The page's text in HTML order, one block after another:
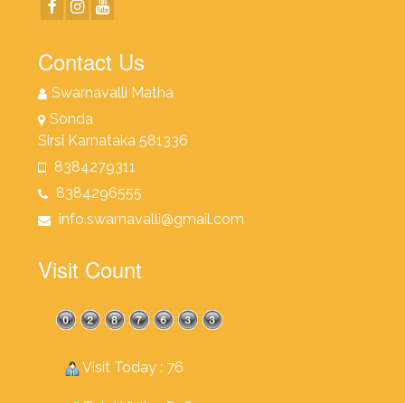
Contact Us
Swarnavalli Matha
Sonda
Sirsi Karnataka 581336
8384279311
8384296555
info.swarnavalli@gmail.com
Visit Count
Visit Today : 76